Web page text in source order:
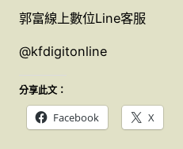
郭富線上數位Line客服
@kfdigitonline
分享此文：
Facebook X